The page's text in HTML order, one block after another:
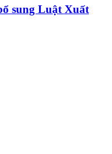
sung Luật Xuất